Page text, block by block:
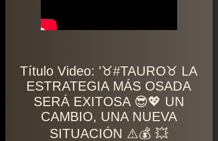
Título Video: '♉️#TAURO♉️ LA
ESTRATEGIA MÁS OSADA
SERÁ EXITOSA 😎💖 UN
CAMBIO, UNA NUEVA
SITUACIÓN ⚠️💰 💥